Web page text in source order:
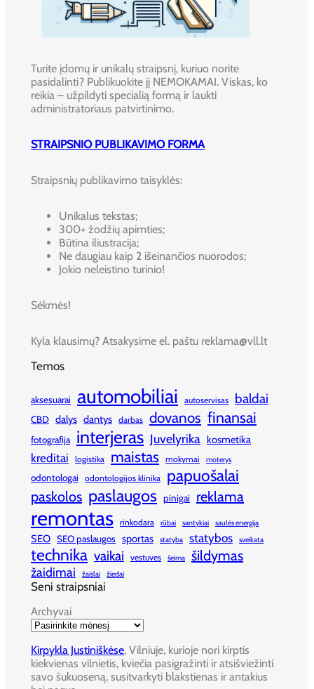
Turite įdomų ir unikalų straipsnį, kuriuo norite
pasidalinti? Publikuokite jį NEMOKAMAI. Viskas, ko
reikia – užpildyti specialią formą ir laukti
administratoriaus patvirtinimo.
STRAIPSNIO PUBLIKAVIMO FORMA
Straipsnių publikavimo taisyklės:
Unikalus tekstas;
300+ žodžių apimties;
Būtina iliustracija;
Ne daugiau kaip 2 išeinančios nuorodos;
Jokio neleistino turinio!
Sėkmės!
Kyla klausimų? Atsakysime el. paštu reklama@vll.lt
Temos
aksesuarai automobiliai autoservisas baldai
CBD dalys dantys darbas dovanos finansai
fotografija interjeras Juvelyrika kosmetika
kreditai logistika maistas mokymai moterys
odontologai odontologijos klinika papuošalai
paskolos paslaugos pinigai reklama
remontas rinkodara rūbai santykiai saulės energija
SEO SEO paslaugos sportas statyba statybos sveikata
technika vaikai vestuves šeima šildymas
žaidimai žaislai žiedai
Seni straipsniai
Archyvai
Kirpykla Justiniškėse, Vilniuje, kurioje nori kirptis
kiekvienas vilnietis, kviečia pasigražinti ir atsišviežinti
savo šukuoseną, susitvarkyti blakstienas ir antakius